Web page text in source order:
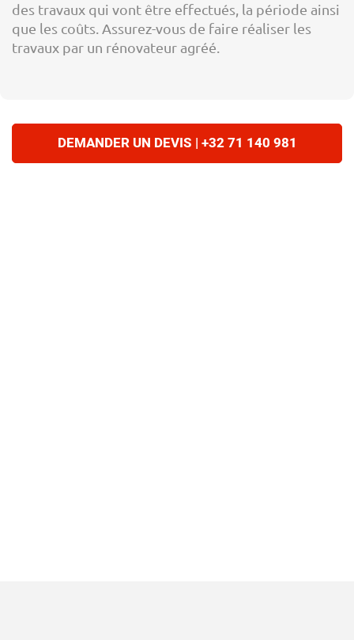
des travaux qui vont être effectués, la période ainsi
que les coûts. Assurez-vous de faire réaliser les
travaux par un rénovateur agréé.
DEMANDER UN DEVIS | +32 71 140 981